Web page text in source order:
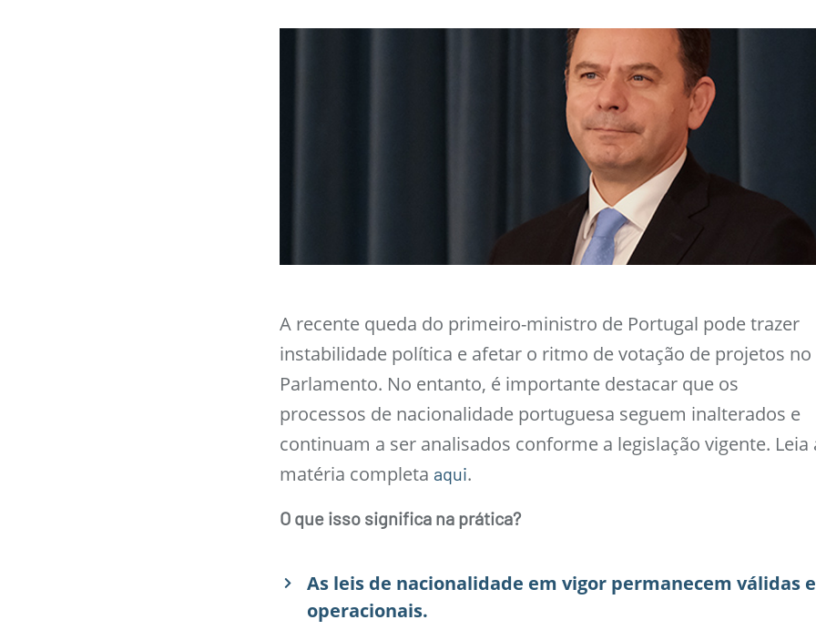
A recente queda do primeiro-ministro de Portugal pode trazer
instabilidade política e afetar o ritmo de votação de projetos no
Parlamento. No entanto, é importante destacar que os
processos de nacionalidade portuguesa seguem inalterados e
continuam a ser analisados conforme a legislação vigente. Leia
matéria completa aqui.
O que isso significa na prática?
As leis de nacionalidade em vigor permanecem válidas e
operacionais.